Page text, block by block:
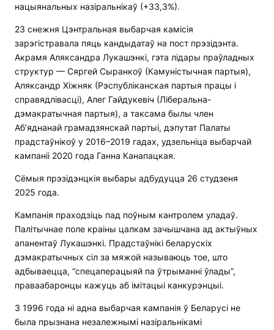
нацыянальных назіральнікаў (+33,3%).
23 снежня Цэнтральная выбарчая камісія
зарэгістравала пяць кандыдатаў на пост прэзідэнта.
Акрамя Аляксандра Лукашэнкі, гэта лідары праўладных
структур — Сяргей Сыранкоў (Камуністычная партыя),
Аляксандр Хіжняк (Рэспубліканская партыя працы і
справядлівасці), Алег Гайдукевіч (Ліберальна-
дэмакратычная партыя), а таксама былы член
Аб’яднанай грамадзянскай партыі, дэпутат Палаты
прадстаўнікоў у 2016–2019 гадах, удзельніца выбарчай
кампаніі 2020 года Ганна Канапацкая.
Сёмыя прэзідэнцкія выбары адбудуцца 26 студзеня
2025 года.
Кампанія праходзіць пад поўным кантролем уладаў.
Палітычнае поле краіны цалкам зачышчана ад актыўных
апанентаў Лукашэнкі. Прадстаўнікі беларускіх
дэмакратычных сіл за мяжой называюць тое, што
адбываецца, “спецаперацыяй па ўтрыманні ўлады”,
праваабаронцы кажуць аб імітацыі канкурэнцыі.
З 1996 года ні адна выбарчая кампанія ў Беларусі не
была прызнана незалежнымі назіральнікамі